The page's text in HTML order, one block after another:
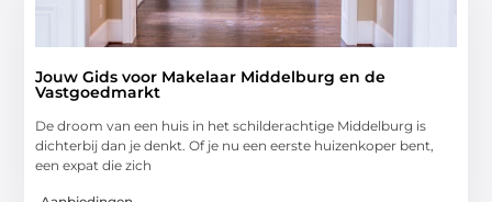
Jouw Gids voor Makelaar Middelburg en de
Vastgoedmarkt
De droom van een huis in het schilderachtige Middelburg is
dichterbij dan je denkt. Of je nu een eerste huizenkoper bent,
een expat die zich